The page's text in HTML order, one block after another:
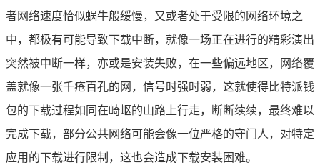
者网络速度恰似蜗牛般缓慢，又或者处于受限的网络环境之
中，都极有可能导致下载中断，就像一场正在进行的精彩演出
突然被中断一样，亦或是安装失败，在一些偏远地区，网络覆
盖就像一张千疮百孔的网，信号时强时弱，这就使得比特派钱
包的下载过程如同在崎岖的山路上行走，断断续续，最终难以
完成下载，部分公共网络可能会像一位严格的守门人，对特定
应用的下载进行限制，这也会造成下载安装困难。